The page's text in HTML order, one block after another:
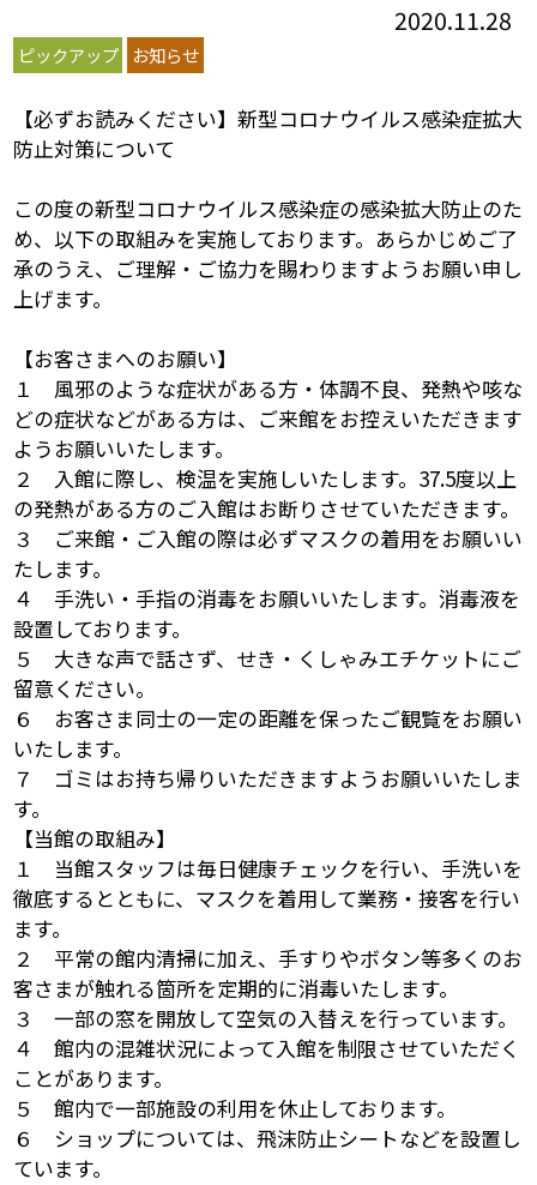
2020.11.28
ピックアップ お知らせ
【必ずお読みください】新型コロナウイルス感染症拡大
防止対策について
この度の新型コロナウイルス感染症の感染拡大防止のた
め、以下の取組みを実施しております。あらかじめご了
承のうえ、ご理解・ご協力を賜わりますようお願い申し
上げます。
【お客さまへのお願い】
１ 風邪のような症状がある方・体調不良、発熱や咳な
どの症状などがある方は、ご来館をお控えいただきます
ようお願いいたします。
２ 入館に際し、検温を実施しいたします。37.5度以上
の発熱がある方のご入館はお断りさせていただきます。
３ ご来館・ご入館の際は必ずマスクの着用をお願いい
たします。
４ 手洗い・手指の消毒をお願いいたします。消毒液を
設置しております。
５ 大きな声で話さず、せき・くしゃみエチケットにご
留意ください。
６ お客さま同士の一定の距離を保ったご観覧をお願い
いたします。
７ ゴミはお持ち帰りいただきますようお願いいたしま
す。
【当館の取組み】
１ 当館スタッフは毎日健康チェックを行い、手洗いを
徹底するとともに、マスクを着用して業務・接客を行い
ます。
２ 平常の館内清掃に加え、手すりやボタン等多くのお
客さまが触れる箇所を定期的に消毒いたします。
３ 一部の窓を開放して空気の入替えを行っています。
４ 館内の混雑状況によって入館を制限させていただく
ことがあります。
５ 館内で一部施設の利用を休止しております。
６ ショップについては、飛沫防止シートなどを設置し
ています。